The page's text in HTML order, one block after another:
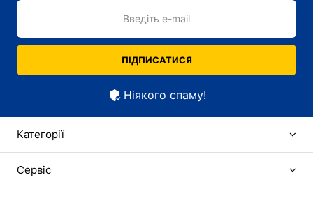
Введіть e-mail
ПІДПИСАТИСЯ
Ніякого спаму!
Категорії
Сервіс